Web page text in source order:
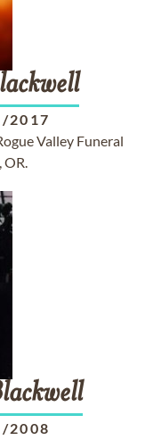
2017
Valley Funeral
2008